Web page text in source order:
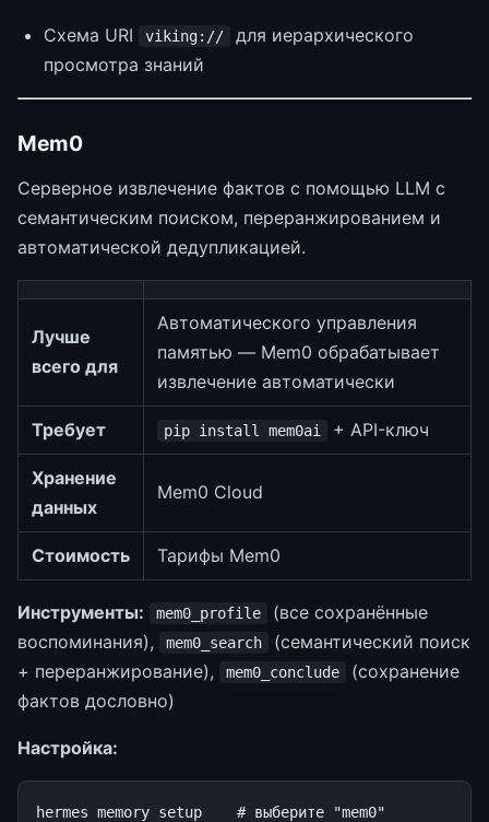
Схема URI viking://
для иерархического
просмотра знаний
Mem0
Серверное извлечение фактов с помощью LLM с
семантическим поиском, переранжированием и
автоматической дедупликацией.
Лучше
всего для
Автоматического управления
памятью — Mem0 обрабатывает
извлечение автоматически
Требует pip install mem0ai + API-ключ
Хранение
данных
Mem0 Cloud
Стоимость Тарифы Mem0
Инструменты: mem0_profile
(все сохранённые
воспоминания),
mem0_search
(семантический поиск
+ переранжирование),
mem0_conclude
(сохранение
фактов дословно)
Настройка:
hermes memory setup
# выберите "mem0"